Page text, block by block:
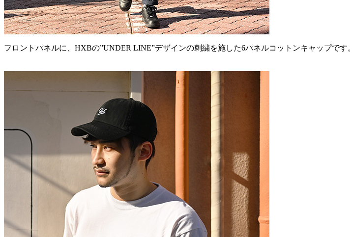
フロントパネルに、HXBの”UNDER LINE”デザインの刺繍を施した6パネルコットンキャップです。